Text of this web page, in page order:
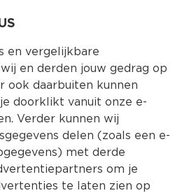
Kies jouw
en vergelijkbare
en derden jouw gedrag op
ook daarbuiten kunnen
doorklikt vanuit onze e-
Verder kunnen wij
delen (zoals een e-
met derde
om je
te laten zien op